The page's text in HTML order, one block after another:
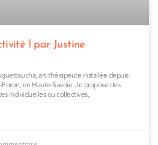
! par Justine
art-thérapeute installée depuis
en Haute-Savoie. Je propose des
individuelles ou collectives,